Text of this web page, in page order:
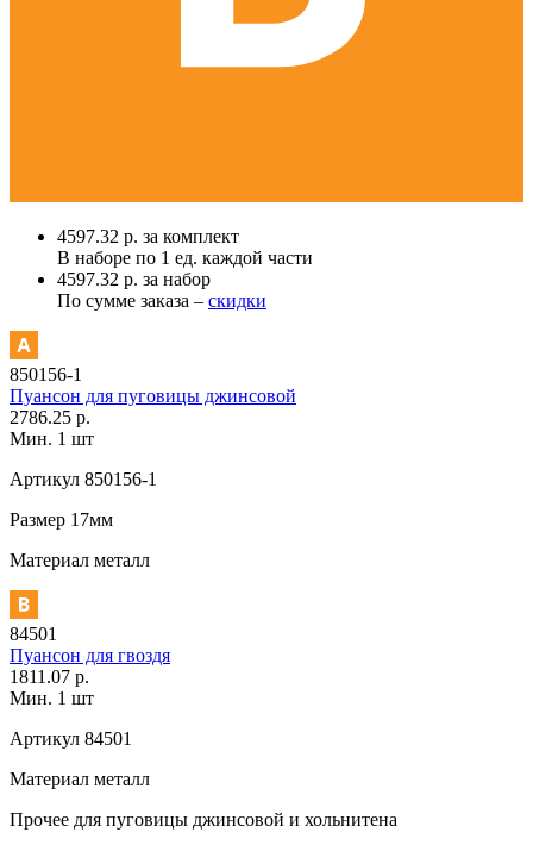
4597.32 р. за комплект
В наборе по 1 ед. каждой части
4597.32 р. за набор
По сумме заказа – скидки
850156-1
Пуансон для пуговицы джинсовой
2786.25 р.
Мин. 1 шт
Артикул 850156-1
Размер 17мм
Материал металл
84501
Пуансон для гвоздя
1811.07 р.
Мин. 1 шт
Артикул 84501
Материал металл
Прочее для пуговицы джинсовой и хольнитена